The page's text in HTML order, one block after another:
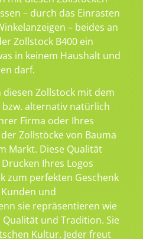
– durch das Einrasten
– beides an
Zollstock B400 ein
in keinem Haushalt und
darf.
Zollstock mit dem
alternativ natürlich
Firma oder Ihres
Zollstöcke von Bauma
Markt. Diese Qualität
Ihres Logos
zum perfekten Geschenk
und
sie repräsentieren wie
und Tradition. Sie
Kultur. Jeder freut